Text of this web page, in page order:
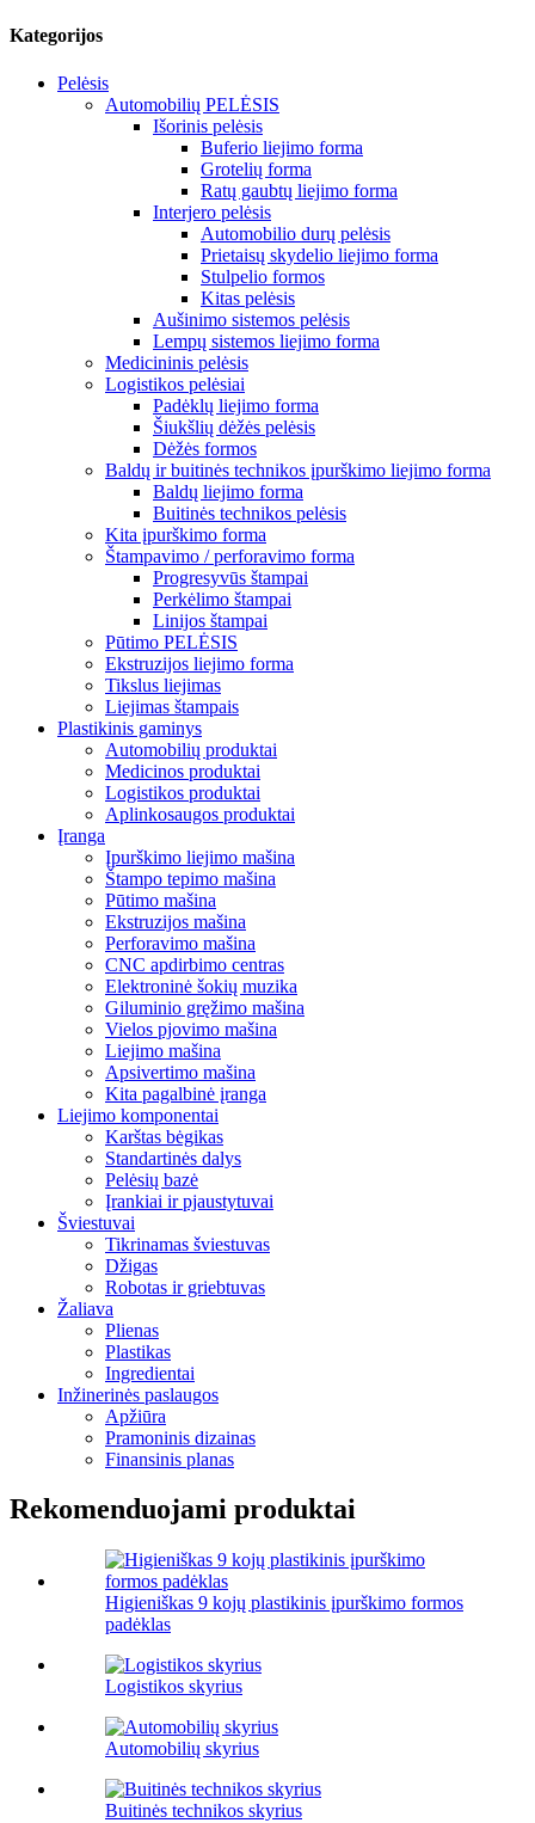
Kategorijos
Pelėsis
Automobilių PELĖSIS
Išorinis pelėsis
Buferio liejimo forma
Grotelių forma
Ratų gaubtų liejimo forma
Interjero pelėsis
Automobilio durų pelėsis
Prietaisų skydelio liejimo forma
Stulpelio formos
Kitas pelėsis
Aušinimo sistemos pelėsis
Lempų sistemos liejimo forma
Medicininis pelėsis
Logistikos pelėsiai
Padėklų liejimo forma
Šiukšlių dėžės pelėsis
Dėžės formos
Baldų ir buitinės technikos įpurškimo liejimo forma
Baldų liejimo forma
Buitinės technikos pelėsis
Kita įpurškimo forma
Štampavimo / perforavimo forma
Progresyvūs štampai
Perkėlimo štampai
Linijos štampai
Pūtimo PELĖSIS
Ekstruzijos liejimo forma
Tikslus liejimas
Liejimas štampais
Plastikinis gaminys
Automobilių produktai
Medicinos produktai
Logistikos produktai
Aplinkosaugos produktai
Įranga
Įpurškimo liejimo mašina
Štampo tepimo mašina
Pūtimo mašina
Ekstruzijos mašina
Perforavimo mašina
CNC apdirbimo centras
Elektroninė šokių muzika
Giluminio gręžimo mašina
Vielos pjovimo mašina
Liejimo mašina
Apsivertimo mašina
Kita pagalbinė įranga
Liejimo komponentai
Karštas bėgikas
Standartinės dalys
Pelėsių bazė
Įrankiai ir pjaustytuvai
Šviestuvai
Tikrinamas šviestuvas
Džigas
Robotas ir griebtuvas
Žaliava
Plienas
Plastikas
Ingredientai
Inžinerinės paslaugos
Apžiūra
Pramoninis dizainas
Finansinis planas
Rekomenduojami produktai
Higieniškas 9 kojų plastikinis įpurškimo formos
padėklas
Logistikos skyrius
Automobilių skyrius
Buitinės technikos skyrius